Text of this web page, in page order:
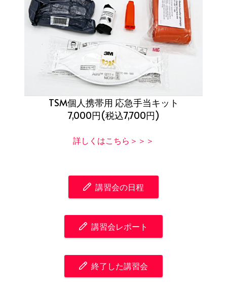
TSM個人携帯用 応急手当キット
7,000円(税込7,700円)
詳しくはこちら＞＞＞
講習会の日程
講習会レポート
終了した講習会